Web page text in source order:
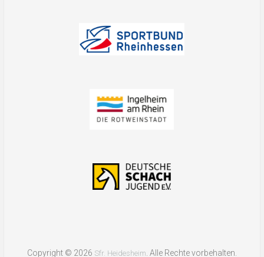
Copyright © 2026 Sfr. Heidesheim. Alle Rechte vorbehalten.